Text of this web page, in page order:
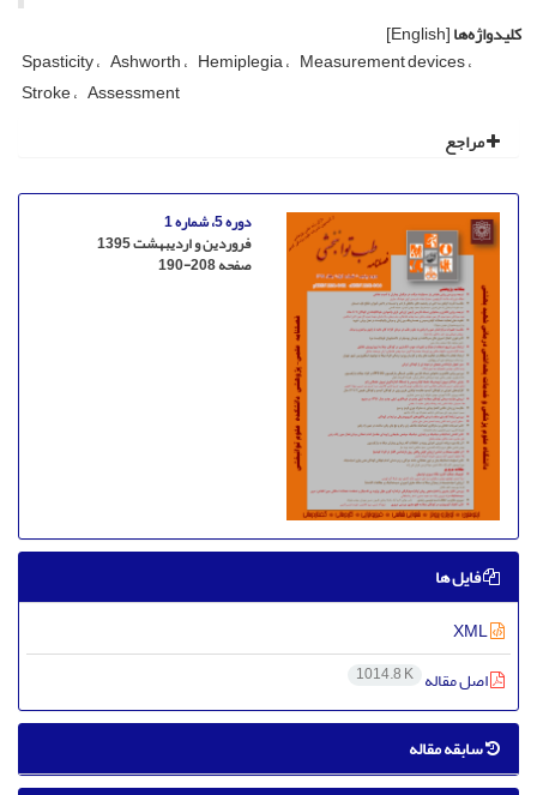
کلیدواژه‌ها[English]
Spasticity Ashworth Hemiplegia Measurement devices
Stroke Assessment
مراجع
دوره 5، شماره 1
فروردین و اردیبهشت 1395
صفحه190-208
فایل ها
اصل مقاله 1014.8 K
سابقه مقاله